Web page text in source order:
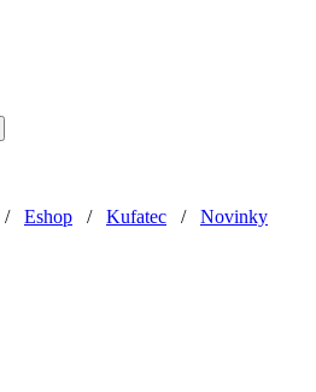
/ Eshop / Kufatec / Novinky